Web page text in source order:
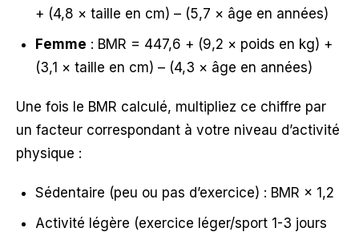
+ (4,8 × taille en cm) – (5,7 × âge en années)
Femme : BMR = 447,6 + (9,2 × poids en kg) +
(3,1 × taille en cm) – (4,3 × âge en années)
Une fois le BMR calculé, multipliez ce chiffre par
un facteur correspondant à votre niveau d’activité
physique :
Sédentaire (peu ou pas d’exercice) : BMR × 1,2
Activité légère (exercice léger/sport 1-3 jours